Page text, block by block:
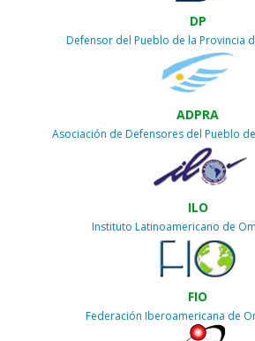
DP
Defensor del Pueblo de la Provincia
ADPRA
Asociación de Defensores del Pueblo
ILO
Instituto Latinoamericano de
FIO
Federación Iberoamericana de